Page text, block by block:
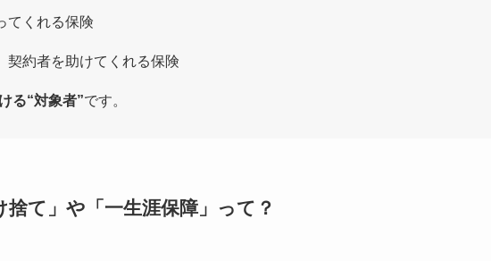
てくれる保険
契約者を助けてくれる保険
る“対象者”です。
て」や「一生涯保障」って？